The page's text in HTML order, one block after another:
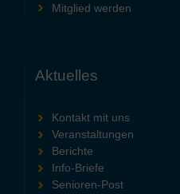
Mitglied werden
Aktuelles
Kontakt mit uns
Veranstaltungen
Berichte
Info-Briefe
Senioren-Post